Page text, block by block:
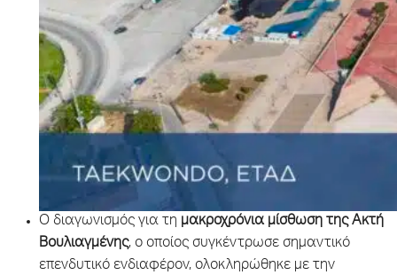
Ο διαγωνισμός για τη μακροχρόνια μίσθωση της Ακτή
Βουλιαγμένης, ο οποίος συγκέντρωσε σημαντικό
επενδυτικό ενδιαφέρον, ολοκληρώθηκε με την